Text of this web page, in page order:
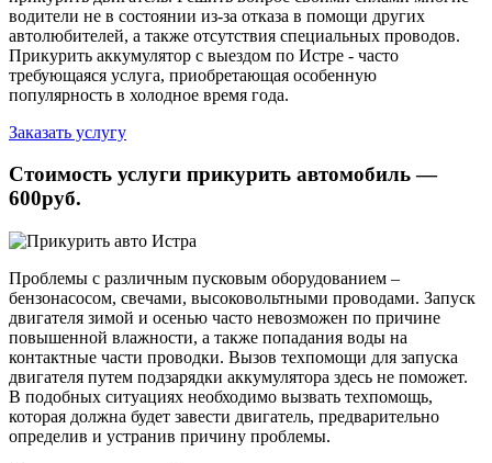
водители не в состоянии из-за отказа в помощи других
автолюбителей, а также отсутствия специальных проводов.
Прикурить аккумулятор с выездом по Истре - часто
требующаяся услуга, приобретающая особенную
популярность в холодное время года.
Заказать услугу
Стоимость услуги прикурить автомобиль —
600руб.
Проблемы с различным пусковым оборудованием –
бензонасосом, свечами, высоковольтными проводами. Запуск
двигателя зимой и осенью часто невозможен по причине
повышенной влажности, а также попадания воды на
контактные части проводки. Вызов техпомощи для запуска
двигателя путем подзарядки аккумулятора здесь не поможет.
В подобных ситуациях необходимо вызвать техпомощь,
которая должна будет завести двигатель, предварительно
определив и устранив причину проблемы.